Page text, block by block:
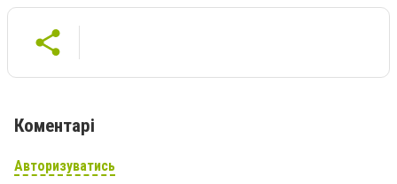
Коментарі
Авторизуватись